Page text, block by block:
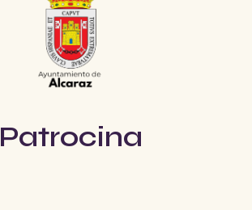
Patrocina